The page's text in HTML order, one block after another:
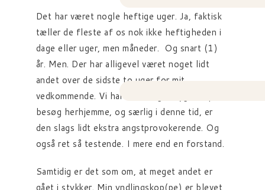
Det har været nogle heftige uger. Ja, faktisk
tæller de fleste af os nok ikke heftigheden i
dage eller uger, men måneder. Og snart (1)
år. Men. Der har alligevel været noget lidt
andet over de sidste to uger for mit
vedkommende. Vi har haft noget sygdom på
besøg herhjemme, og særlig i denne tid, er
den slags lidt ekstra angstprovokerende. Og
også ret så testende. I mere end en forstand.
Samtidig er det som om, at meget andet er
gået i stykker. Min yndlingskop(pe) er blevet